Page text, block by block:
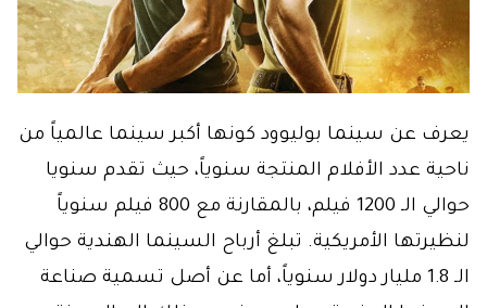
يعرف عن سينما بوليوود كونها أكبر سينما عالمياً من
ناحية عدد الأفلام المنتجة سنوياً، حيث تقدم سنويا
حوالي الـ 1200 فيلم، بالمقارنة مع 800 فيلم سنوياً
لنظيرتها الأمريكية. تبلغ أرباح السينما الهندية حوالي
الـ 1.8 مليار دولار سنوياً، أما عن أصل تسمية صناعة